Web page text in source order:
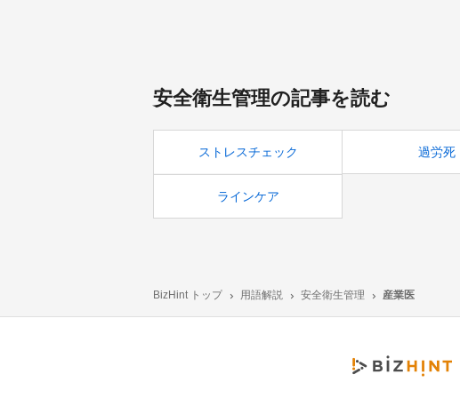
安全衛生管理の記事を読む
ストレスチェック 過労死
ラインケア
BizHint トップ 用語解説 安全衛生管理 産業医